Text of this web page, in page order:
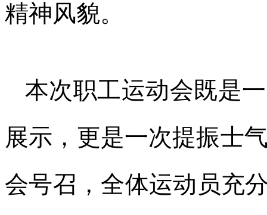
精神风貌。
本次职工运动会既是
展示，更是一次提振士
会号召，全体运动员充